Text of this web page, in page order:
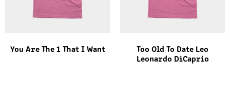
You Are The 1 That I Want
Too Old To Date Leo
Leonardo DiCaprio